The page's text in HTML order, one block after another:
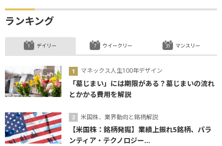
ランキング
デイリー
マネックス人生100年デザイン
「墓じまい」には期限がある？墓じまいの流れ
とかかる費用を解説
米国株、業界動向と銘柄解説
【米国株：銘柄発掘】業績上振れ5銘柄、パラ
ンティア・テクノロジー...
ウイークリー マンスリー